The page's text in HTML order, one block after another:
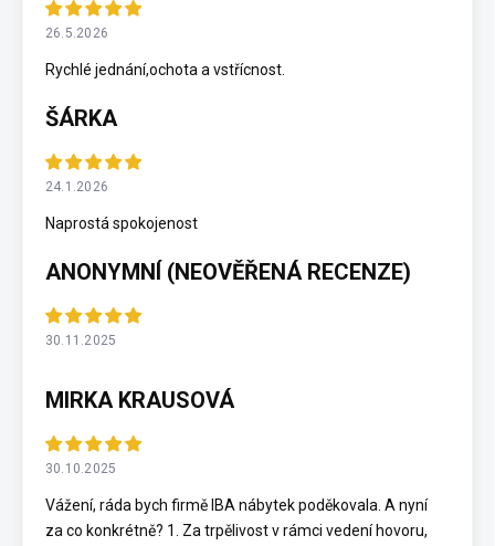
26.5.2026
Rychlé jednání,ochota a vstřícnost.
ŠÁRKA
24.1.2026
Naprostá spokojenost
ANONYMNÍ (NEOVĚŘENÁ RECENZE)
30.11.2025
MIRKA KRAUSOVÁ
30.10.2025
Vážení, ráda bych firmě IBA nábytek poděkovala. A nyní
za co konkrétně? 1. Za trpělivost v rámci vedení hovoru,